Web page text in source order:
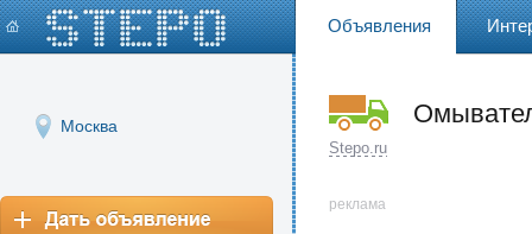
Объявления
Москва
Stepo.ru
реклама